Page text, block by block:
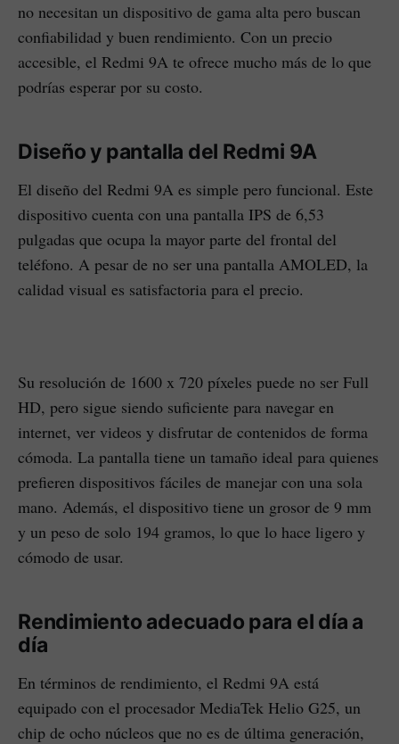
no necesitan un dispositivo de gama alta pero buscan
confiabilidad y buen rendimiento. Con un precio
accesible, el Redmi 9A te ofrece mucho más de lo que
podrías esperar por su costo.
Diseño y pantalla del Redmi 9A
El diseño del Redmi 9A es simple pero funcional. Este
dispositivo cuenta con una pantalla IPS de 6,53
pulgadas que ocupa la mayor parte del frontal del
teléfono. A pesar de no ser una pantalla AMOLED, la
calidad visual es satisfactoria para el precio.
Su resolución de 1600 x 720 píxeles puede no ser Full
HD, pero sigue siendo suficiente para navegar en
internet, ver videos y disfrutar de contenidos de forma
cómoda. La pantalla tiene un tamaño ideal para quienes
prefieren dispositivos fáciles de manejar con una sola
mano. Además, el dispositivo tiene un grosor de 9 mm
y un peso de solo 194 gramos, lo que lo hace ligero y
cómodo de usar.
Rendimiento adecuado para el día a
día
En términos de rendimiento, el Redmi 9A está
equipado con el procesador MediaTek Helio G25, un
chip de ocho núcleos que no es de última generación,